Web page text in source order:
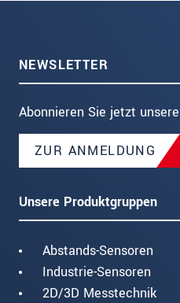
NEWSLETTER
Abonnieren Sie jetzt
ZUR ANMELDUNG
Unsere Produktgruppen
Abstands-Sensoren
Industrie-Sensoren
2D/3D Messtechnik